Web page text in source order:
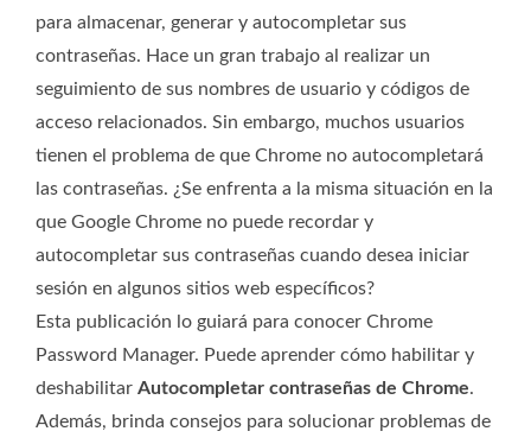
para almacenar, generar y autocompletar sus
contraseñas. Hace un gran trabajo al realizar un
seguimiento de sus nombres de usuario y códigos de
acceso relacionados. Sin embargo, muchos usuarios
tienen el problema de que Chrome no autocompletará
las contraseñas. ¿Se enfrenta a la misma situación en la
que Google Chrome no puede recordar y
autocompletar sus contraseñas cuando desea iniciar
sesión en algunos sitios web específicos?
Esta publicación lo guiará para conocer Chrome
Password Manager. Puede aprender cómo habilitar y
deshabilitar Autocompletar contraseñas de Chrome.
Además, brinda consejos para solucionar problemas de